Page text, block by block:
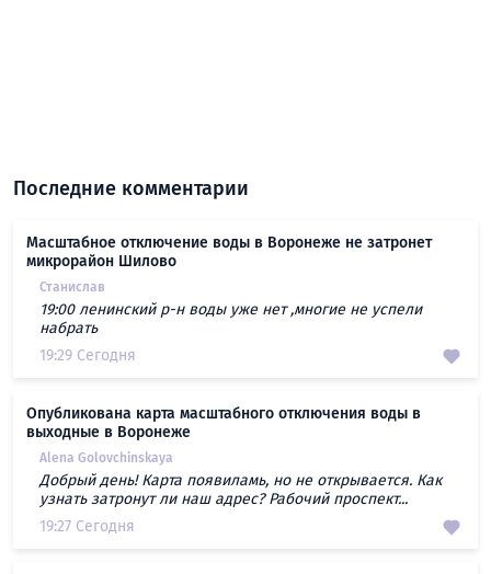
Последние комментарии
Масштабное отключение воды в Воронеже не затронет
микрорайон Шилово
Станислав
19:00 ленинский р-н воды уже нет ,многие не успели
набрать
19:29 Сегодня
Опубликована карта масштабного отключения воды в
выходные в Воронеже
Alena Golovchinskaya
Добрый день! Карта появиламь, но не открывается. Как
узнать затронут ли наш адрес? Рабочий проспект...
19:27 Сегодня